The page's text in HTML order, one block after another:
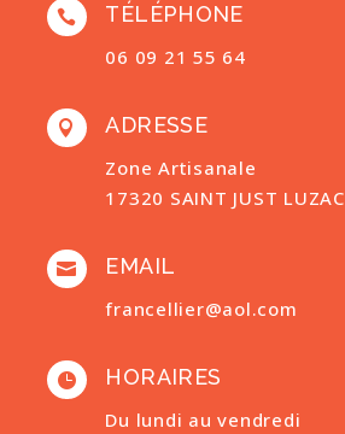
 TÉLÉPHONE
06 09 21 55 64
 ADRESSE
Zone Artisanale
17320 SAINT JUST LUZAC
 EMAIL
francellier@aol.com
 HORAIRES
Du lundi au vendredi